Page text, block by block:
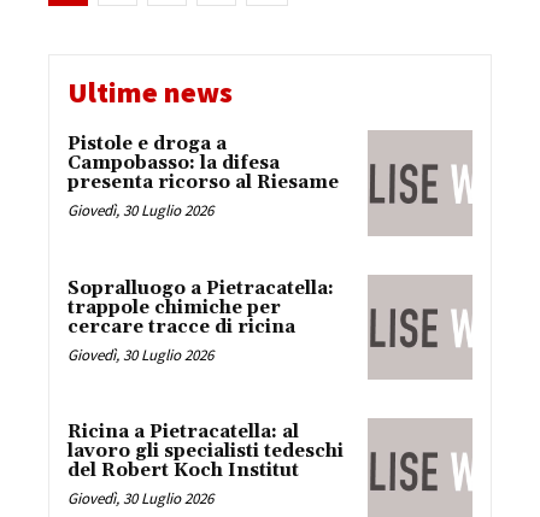
Ultime news
Pistole e droga a
Campobasso: la difesa
presenta ricorso al Riesame
Giovedì, 30 Luglio 2026
Sopralluogo a Pietracatella:
trappole chimiche per
cercare tracce di ricina
Giovedì, 30 Luglio 2026
Ricina a Pietracatella: al
lavoro gli specialisti tedeschi
del Robert Koch Institut
Giovedì, 30 Luglio 2026